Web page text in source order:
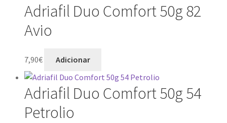
Adriafil Duo Comfort 50g 82
Avio
7,90€ Adicionar
Adriafil Duo Comfort 50g 54
Petrolio